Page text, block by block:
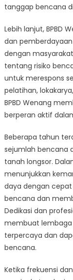
tanggap bencana
Lebih lanjut, BPBD
dan
dengan
tentang risiko
untuk merespons
pelatihan,
BPBD Wenang
berperan aktif
Beberapa tahun
sejumlah bencana
tanah longsor.
menunjukkan
daya dengan
bencana dan
Dedikasi dan
membuat lembaga
terpercaya dan
bencana.
Ketika frekuensi